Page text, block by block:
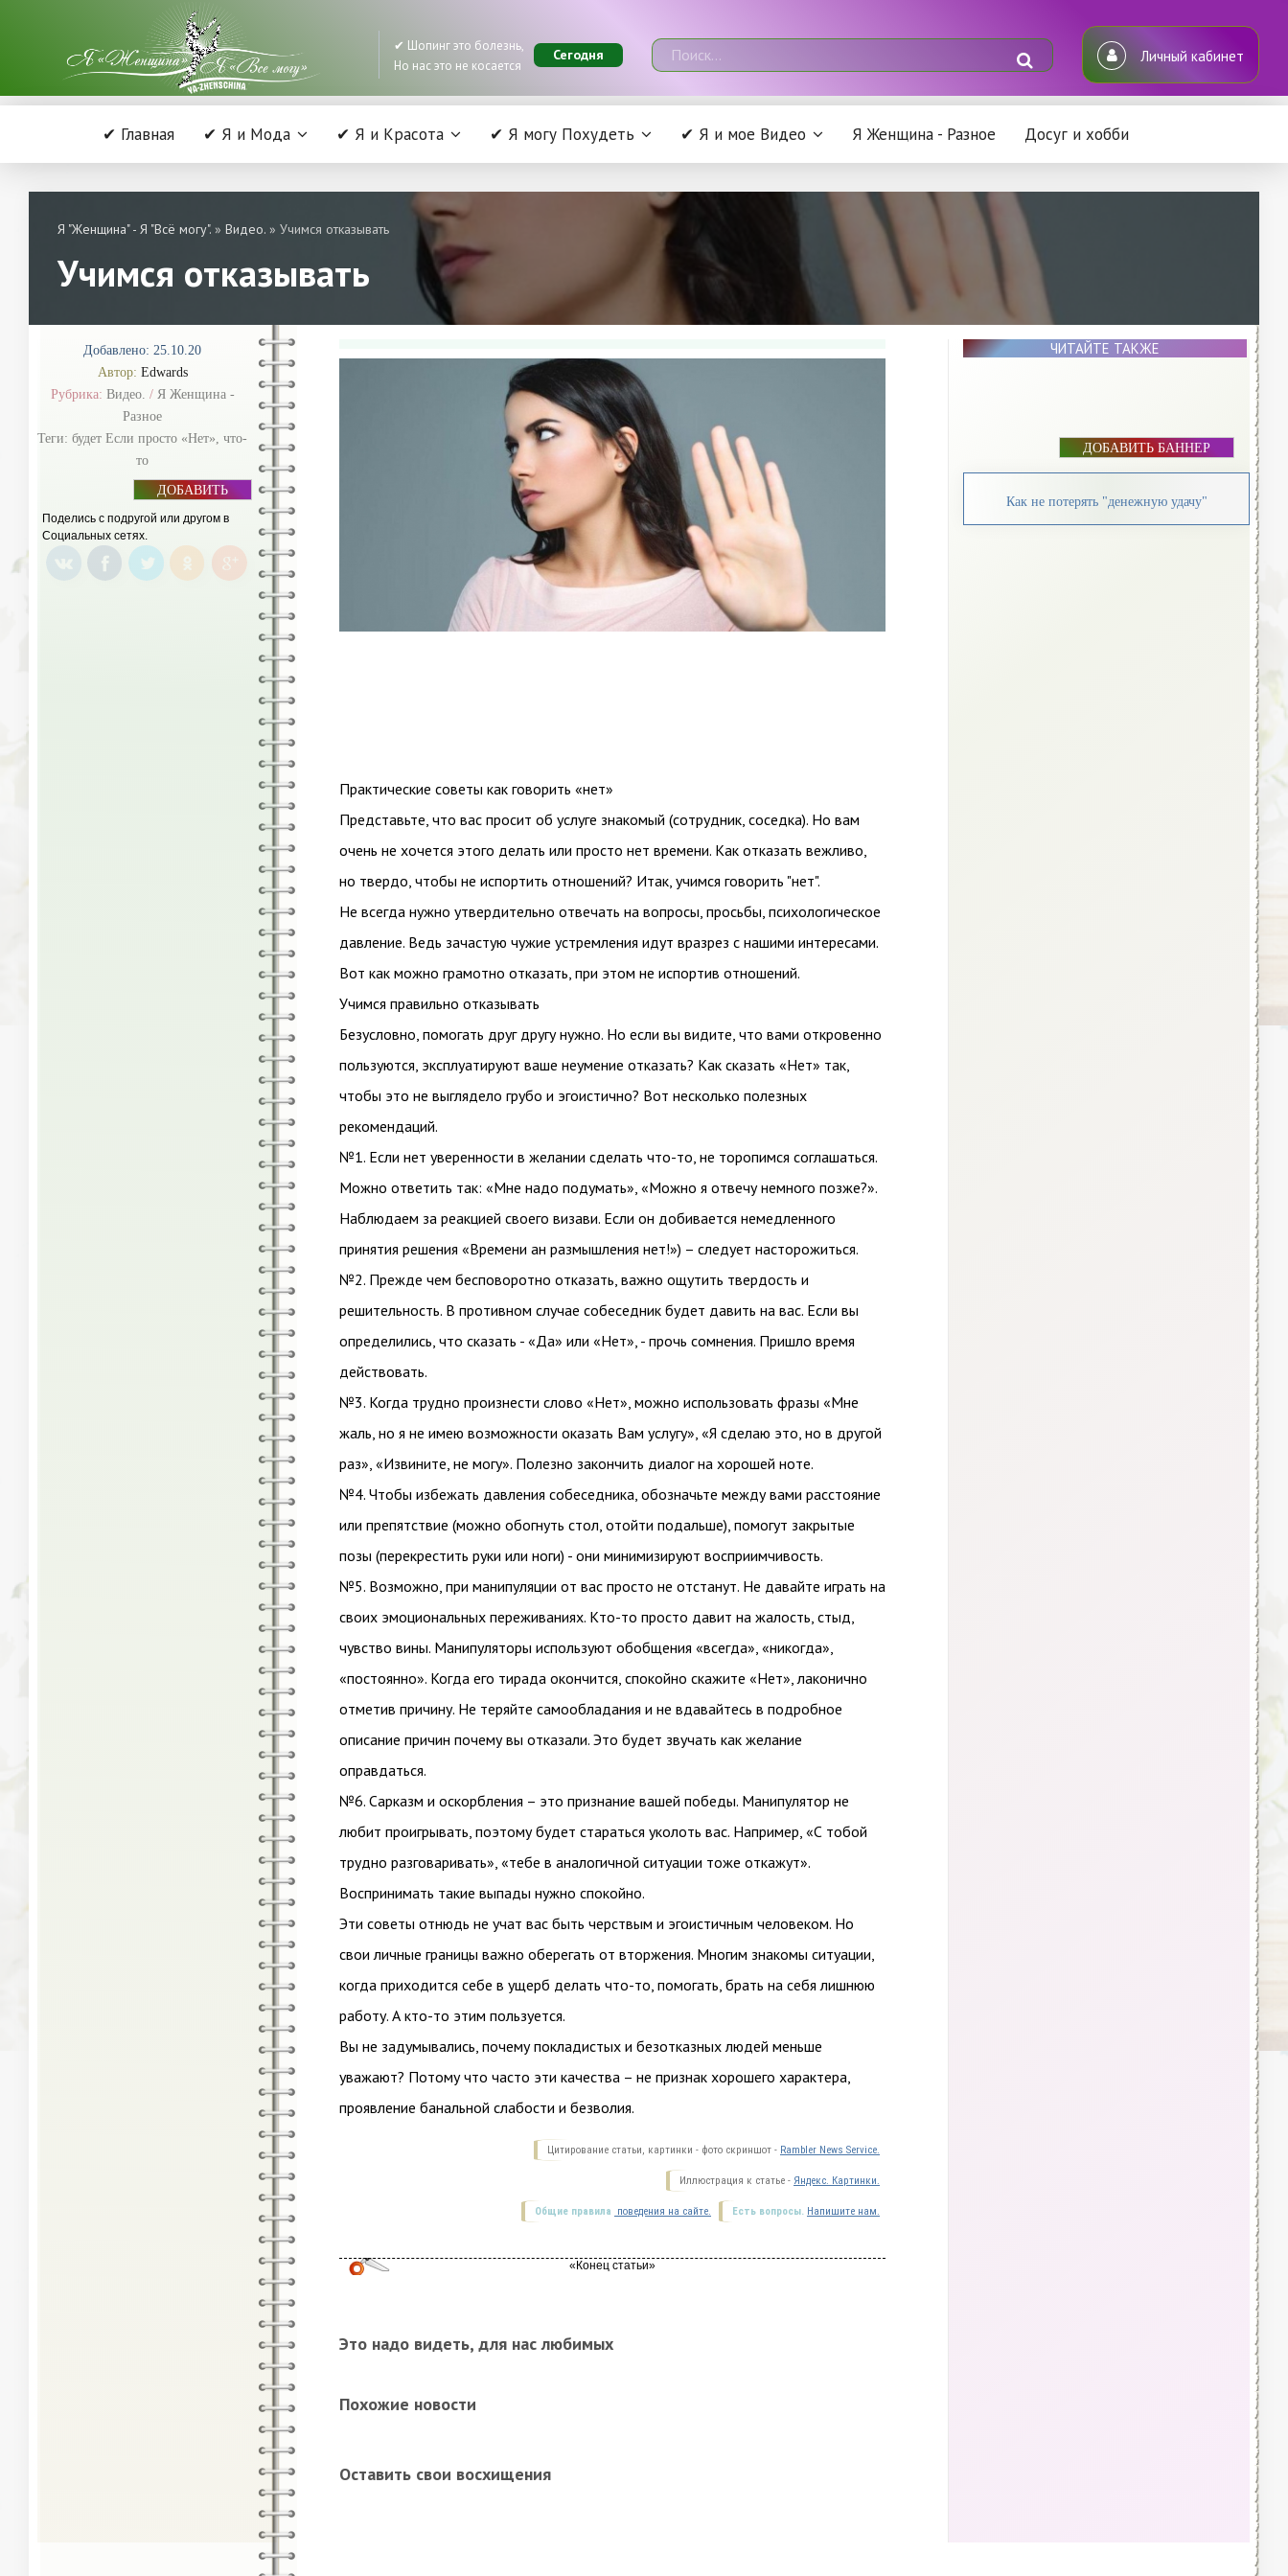
✔ Шопинг это болезнь,
Но нас это не косается
Сегодня Личный кабинет
✔ Главная ✔ Я и Мода ✔ Я и Красота ✔ Я могу Похудеть ✔ Я и мое Видео Я Женщина - Разное Досуг и хобби
Я "Женщина" - Я "Всё могу". » Видео. » Учимся отказывать
Учимся отказывать
Добавлено: 25.10.20
Автор: Edwards
Рубрика: Видео. / Я Женщина -
Разное
Теги: будет Если просто «Нет», что-
то
ДОБАВИТЬ
Поделись с подругой или другом в
Социальных сетях.
Практические советы как говорить «нет»
Представьте, что вас просит об услуге знакомый (сотрудник, соседка). Но вам
очень не хочется этого делать или просто нет времени. Как отказать вежливо,
но твердо, чтобы не испортить отношений? Итак, учимся говорить "нет".
Не всегда нужно утвердительно отвечать на вопросы, просьбы, психологическое
давление. Ведь зачастую чужие устремления идут вразрез с нашими интересами.
Вот как можно грамотно отказать, при этом не испортив отношений.
Учимся правильно отказывать
Безусловно, помогать друг другу нужно. Но если вы видите, что вами откровенно
пользуются, эксплуатируют ваше неумение отказать? Как сказать «Нет» так,
чтобы это не выглядело грубо и эгоистично? Вот несколько полезных
рекомендаций.
№1. Если нет уверенности в желании сделать что-то, не торопимся соглашаться.
Можно ответить так: «Мне надо подумать», «Можно я отвечу немного позже?».
Наблюдаем за реакцией своего визави. Если он добивается немедленного
принятия решения «Времени ан размышления нет!») – следует насторожиться.
№2. Прежде чем бесповоротно отказать, важно ощутить твердость и
решительность. В противном случае собеседник будет давить на вас. Если вы
определились, что сказать - «Да» или «Нет», - прочь сомнения. Пришло время
действовать.
№3. Когда трудно произнести слово «Нет», можно использовать фразы «Мне
жаль, но я не имею возможности оказать Вам услугу», «Я сделаю это, но в другой
раз», «Извините, не могу». Полезно закончить диалог на хорошей ноте.
№4. Чтобы избежать давления собеседника, обозначьте между вами расстояние
или препятствие (можно обогнуть стол, отойти подальше), помогут закрытые
позы (перекрестить руки или ноги) - они минимизируют восприимчивость.
№5. Возможно, при манипуляции от вас просто не отстанут. Не давайте играть на
своих эмоциональных переживаниях. Кто-то просто давит на жалость, стыд,
чувство вины. Манипуляторы используют обобщения «всегда», «никогда»,
«постоянно». Когда его тирада окончится, спокойно скажите «Нет», лаконично
отметив причину. Не теряйте самообладания и не вдавайтесь в подробное
описание причин почему вы отказали. Это будет звучать как желание
оправдаться.
№6. Сарказм и оскорбления – это признание вашей победы. Манипулятор не
любит проигрывать, поэтому будет стараться уколоть вас. Например, «С тобой
трудно разговаривать», «тебе в аналогичной ситуации тоже откажут».
Воспринимать такие выпады нужно спокойно.
Эти советы отнюдь не учат вас быть черствым и эгоистичным человеком. Но
свои личные границы важно оберегать от вторжения. Многим знакомы ситуации,
когда приходится себе в ущерб делать что-то, помогать, брать на себя лишнюю
работу. А кто-то этим пользуется.
Вы не задумывались, почему покладистых и безотказных людей меньше
уважают? Потому что часто эти качества – не признак хорошего характера,
проявление банальной слабости и безволия.
Цитирование статьи, картинки - фото скриншот - Rambler News Service.
Иллюстрация к статье - Яндекс. Картинки.
Есть вопросы. Напишите нам.
Общие правила поведения на сайте.
Это надо видеть, для нас любимых
Похожие новости
Оставить свои восхищения
ЧИТАЙТЕ ТАКЖЕ
ДОБАВИТЬ БАННЕР
Как не потерять "денежную удачу"